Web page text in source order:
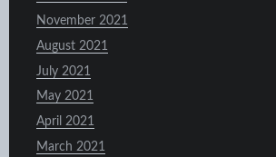
November 2021
August 2021
July 2021
May 2021
April 2021
March 2021